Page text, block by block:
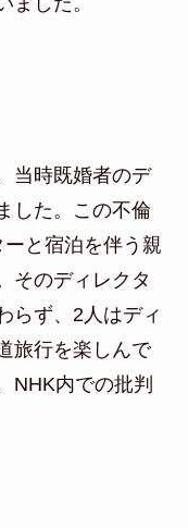
当時既婚者のデ
した。この不倫
と宿泊を伴う親
そのディレクタ
らず、2人はディ
旅行を楽しんで
NHK内での批判